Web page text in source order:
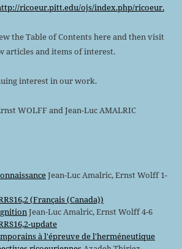
ricoeur.pitt.edu/ojs/index.php/ricoeur.
the Table of Contents here and then visit
articles and items of interest.
interest in our work.
WOLFF and Jean-Luc AMALRIC
Jean-Luc Amalric, Ernst Wolff 1-
(Français (Canada))
Jean-Luc Amalric, Ernst Wolff 4-6
update
à l'épreuve de l'herméneutique